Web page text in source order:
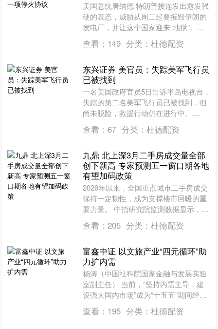
美国总统唐纳德·特朗普接连发出愈发强
硬的表态，威胁从周二起要摧毁伊朗的
发电厂，并让这个国家迎来“地狱”。此
前美军将一名美国空军机组人员从伊朗
救出后，他所乘战机此....
查看： 149 分类： 杜德配资
东兴证券 美官员：失踪美军飞行员
已被找到
一名美国政府官员5日告诉半岛电视台，
失踪的第二名美军飞行员已被找到，但
尚未脱险，救援行动仍在进行中。....
查看： 67 分类： 杜德配资
九鼎 北上深3月二手房成交量全部
创下新高 专家预测五一窗口期各地
有望加码政策
2026年以来，全国重点城市二手房成交
保持一定韧性，成为支撑楼市回暖的重
要力量。 中指研究院监测数据显示，今
年一季度（截至3月29日）重点20城二
手住宅成交31....
查看： 205 分类： 杜德配资
富鑫中证 以文旅产业“四元循环”助
力扩内需
杨涛（中国社科院国家金融与发展实验
室副主任） 当前，“坚持内需主导，建
设强大国内市场”成为“十五五”期间经济
工作的重要抓手。其中，2026年政府工
作报告把文旅产....
查看： 195 分类： 杜德配资